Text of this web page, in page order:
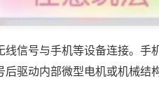
信号与手机等设备连接。手
驱动内部微型电机或机械结